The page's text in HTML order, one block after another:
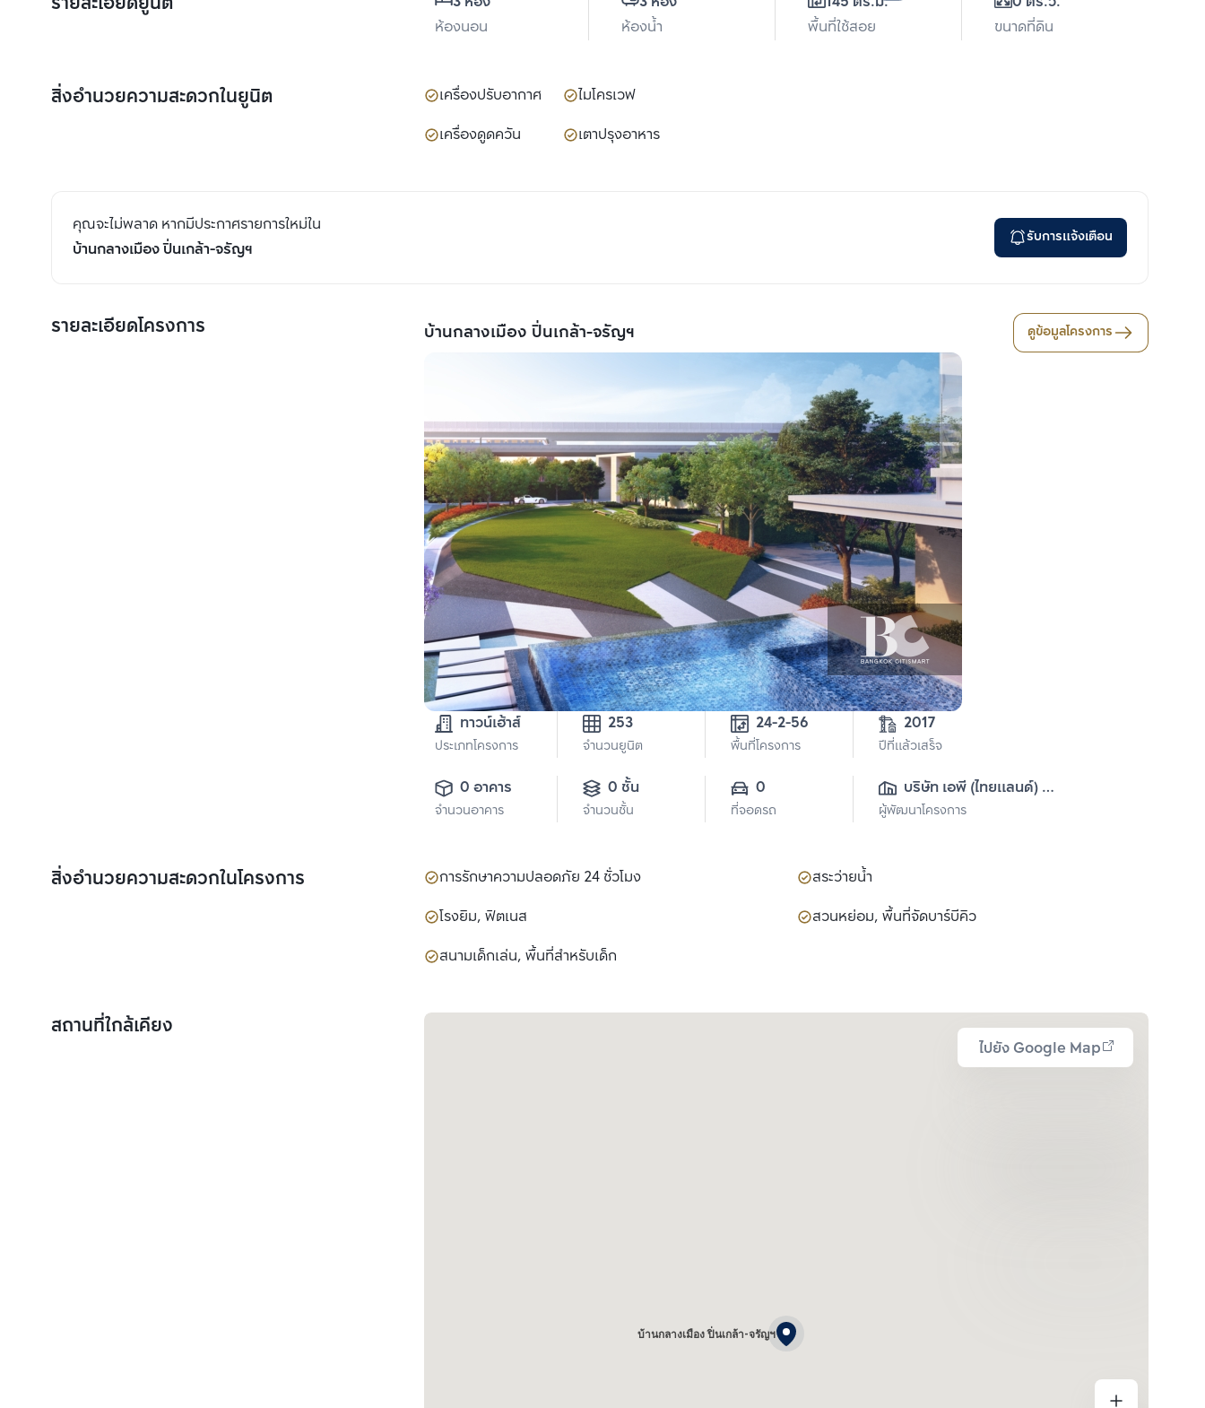
ห้องนอน
ห้องน้ำ
พื้นที่ใช้สอย
ขนาดที่ดิน
สิ่งอำนวยความสะดวกในยูนิต เครื่องปรับอากาศ
ไมโครเวฟ
เครื่องดูดควัน
เตาปรุงอาหาร
คุณจะไม่พลาด หากมีประกาศรายการใหม่ใน
บ้านกลางเมือง ปิ่นเกล้า-จรัญฯ
รับการแจ้งเตือน
รายละเอียดโครงการ บ้านกลางเมือง ปิ่นเกล้า-จรัญฯ ดูข้อมูลโครงการ
ทาวน์เฮ้าส์
ประเภทโครงการ
253
จำนวนยูนิต
24-2-56
พื้นที่โครงการ
2017
ปีที่แล้วเสร็จ
0 อาคาร
จำนวนอาคาร
0 ชั้น
จำนวนชั้น
0
ที่จอดรถ
บริษัท เอพี (ไทยแลนด์)
จำกัด(มหาชน)
ผู้พัฒนาโครงการ
สิ่งอำนวยความสะดวกในโครงการ การรักษาความปลอดภัย 24 ชั่วโมง
สระว่ายน้ำ
โรงยิม, ฟิตเนส
สวนหย่อม, พื้นที่จัดบาร์บีคิว
สนามเด็กเล่น, พื้นที่สำหรับเด็ก
สถานที่ใกล้เคียง
ไปยัง Google Map
บ้านกลางเมือง ปิ่นเกล้า-จรัญฯ